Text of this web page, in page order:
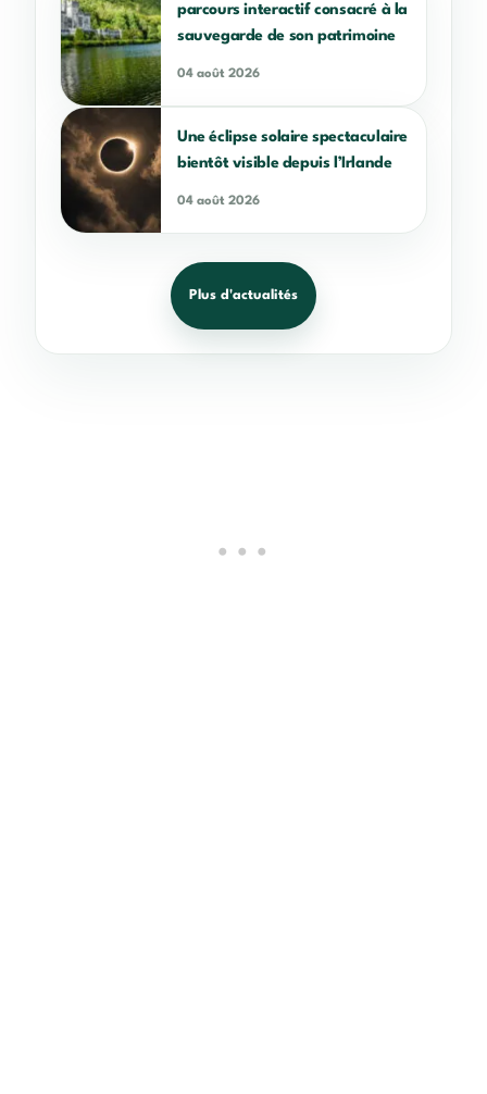
parcours interactif consacré à la
sauvegarde de son patrimoine
04 août 2026
Une éclipse solaire spectaculaire
bientôt visible depuis l’Irlande
04 août 2026
Plus d'actualités